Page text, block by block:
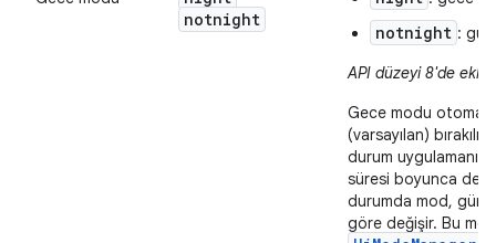
notnight
notnight :
API düzeyi 8'de
Gece modu
(varsayılan)
durum
süresi boyunca
durumda mod,
göre değişir. Bu